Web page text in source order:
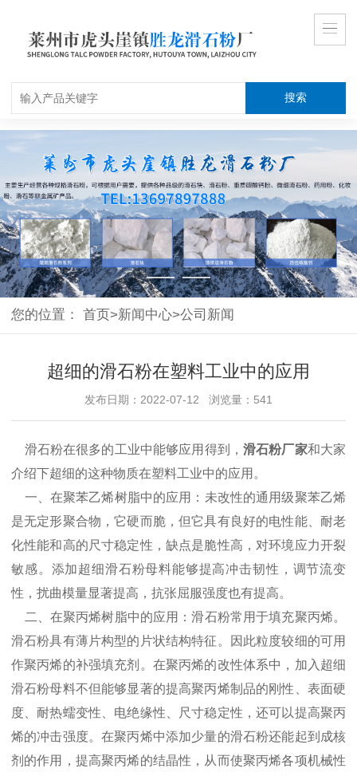
搜索
您的位置： 首页>新闻中心>公司新闻
超细的滑石粉在塑料工业中的应用
发布日期：2022-07-12 浏览量：541
滑石粉在很多的工业中能够应用得到， 滑石粉厂家和大家
介绍下超细的这种物质在塑料工业中的应用。
一、在聚苯乙烯树脂中的应用：未改性的通用级聚苯乙烯
是无定形聚合物，它硬而脆，但它具有良好的电性能、耐老
化性能和高的尺寸稳定性，缺点是脆性高，对环境应力开裂
敏感。添加超细滑石粉母料能够提高冲击韧性，调节流变
性，扰曲模量显著提高，抗张屈服强度也有提高。
二、在聚丙烯树脂中的应用：滑石粉常用于填充聚丙烯。
滑石粉具有薄片构型的片状结构特征。因此粒度较细的可用
作聚丙烯的补强填充剂。在聚丙烯的改性体系中，加入超细
滑石粉母料不但能够显著的提高聚丙烯制品的刚性、表面硬
度、耐热蠕变性、电绝缘性、尺寸稳定性，还可以提高聚丙
烯的冲击强度。在聚丙烯中添加少量的滑石粉还能起到成核
剂的作用，提高聚丙烯的结晶性，从而使聚丙烯各项机械性